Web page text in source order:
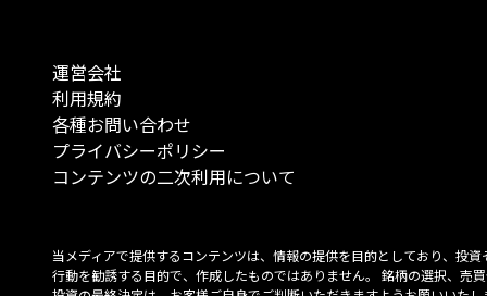
運営会社
利用規約
各種お問い合わせ
プライバシーポリシー
コンテンツの二次利用について
当メディアで提供するコンテンツは、情報の提供を目的としており、投資
行動を勧誘する目的で、作成したものではありません。 銘柄の選択、売